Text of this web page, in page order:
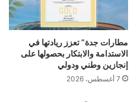
مطارات جدة” تعزز ريادتها في
الاستدامة والابتكار بحصولها على
إنجازين وطني ودولي
7 أغسطس، 2026